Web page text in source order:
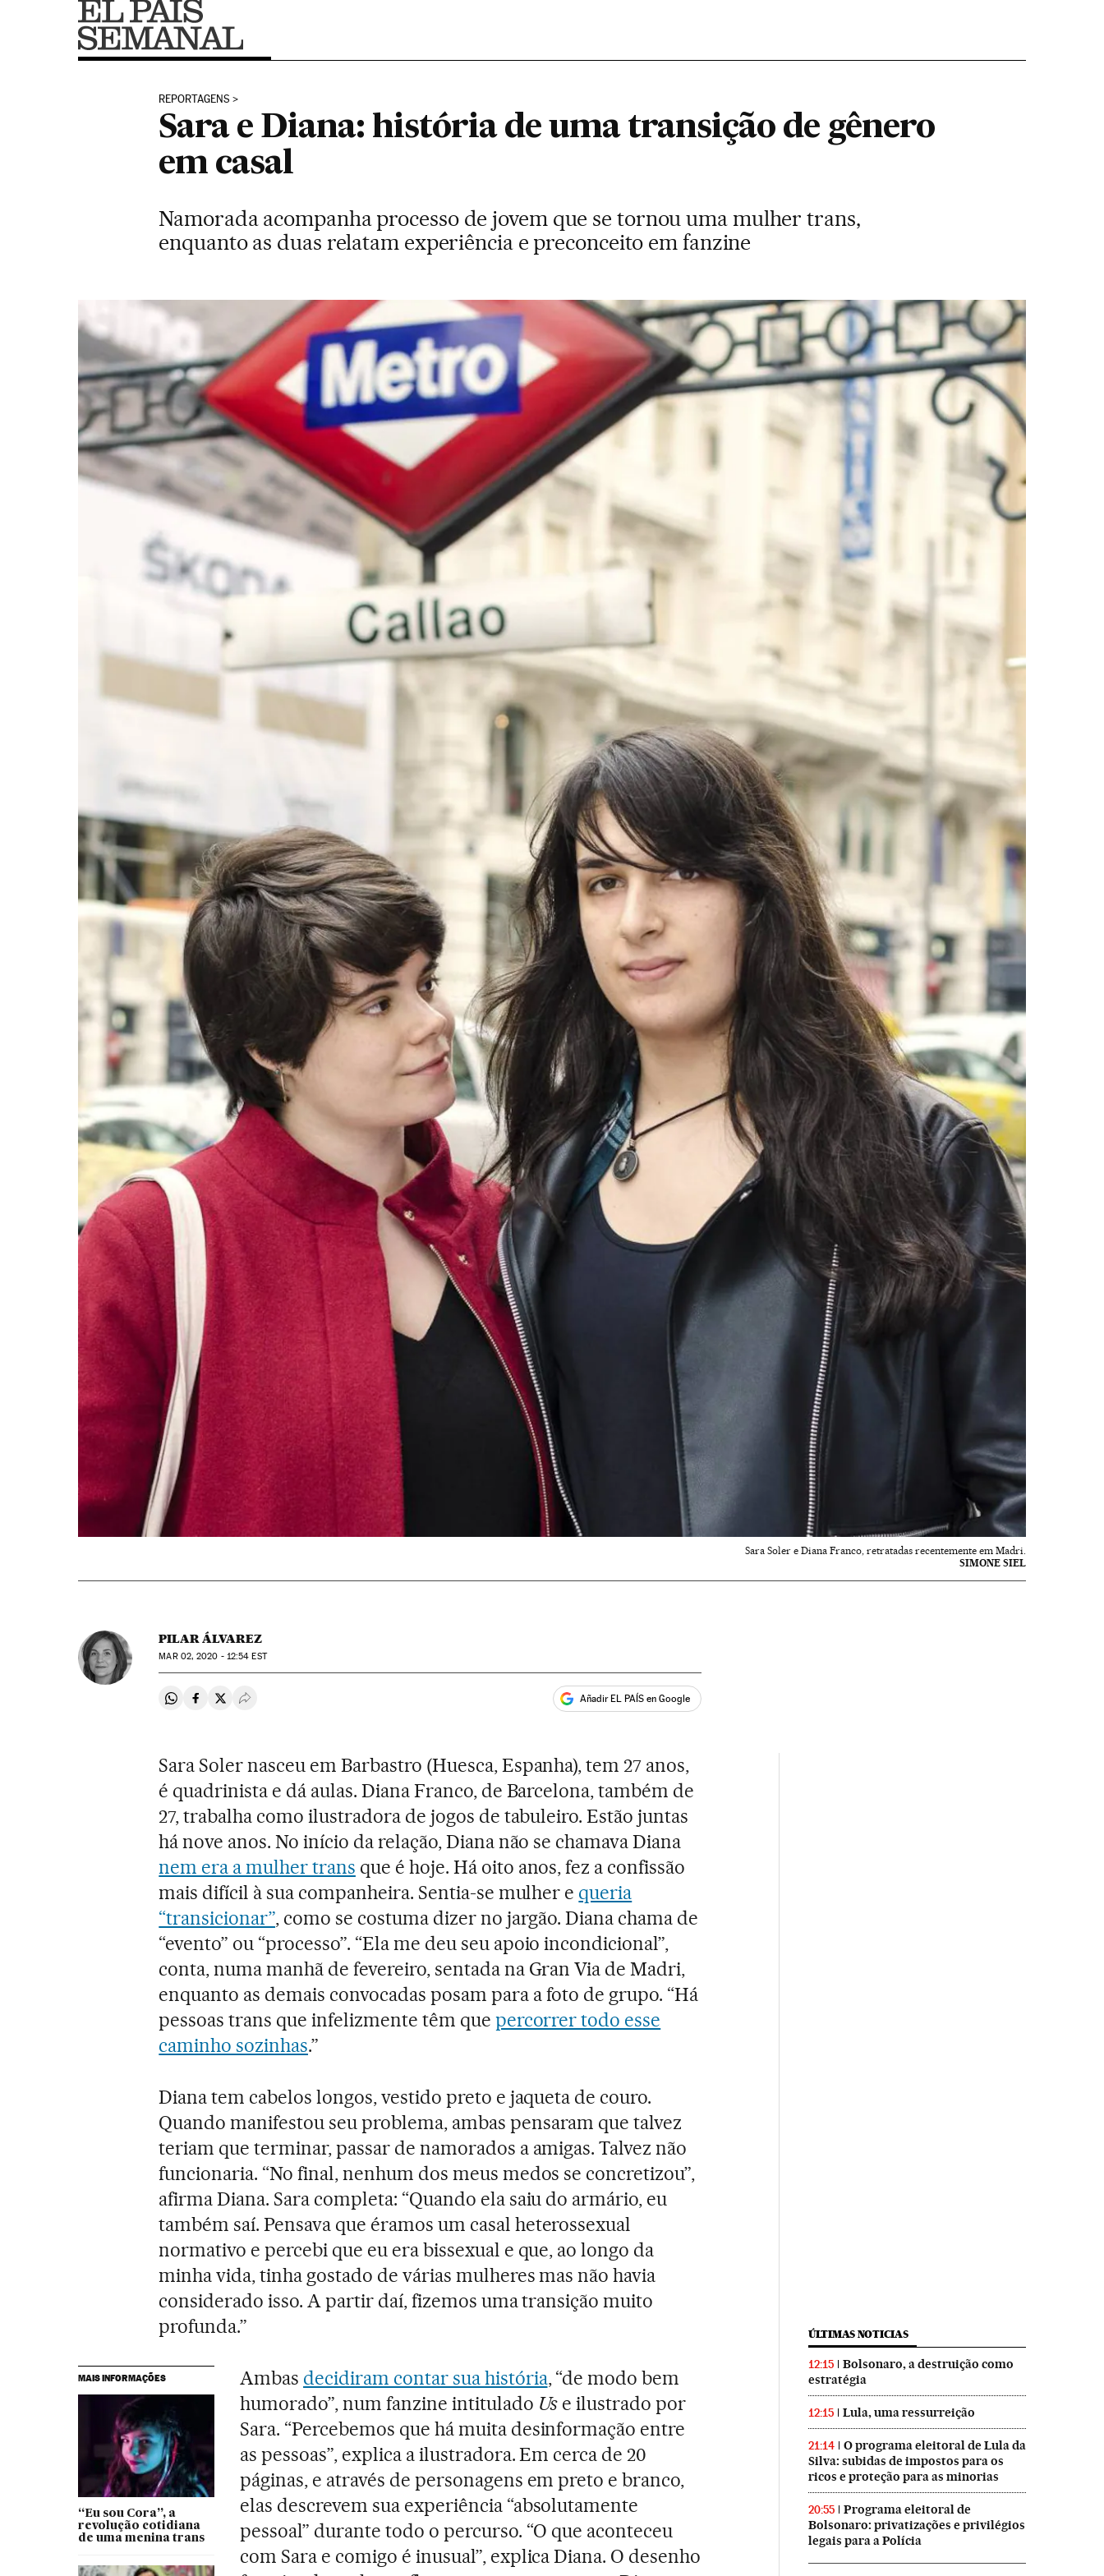
REPORTAGENS
Sara e Diana: história de uma transição de gênero
em casal
Namorada acompanha processo de jovem que se tornou uma mulher trans,
enquanto as duas relatam experiência e preconceito em fanzine
Sara Soler e Diana Franco, retratadas recentemente em Madri.
SIMONE SIEL
PILAR ÁLVAREZ
MAR02, 2020 - 12:54 EST
Compartir en Whatsapp
Compartir en Facebook
Compartir en Twitter
Desplegar Redes Sociales Añadir EL PAÍS en Google
Sara Soler nasceu em Barbastro (Huesca, Espanha), tem 27 anos,
é quadrinista e dá aulas. Diana Franco, de Barcelona, também de
27, trabalha como ilustradora de jogos de tabuleiro. Estão juntas
há nove anos. No início da relação, Diana não se chamava Diana
nem era a mulher trans que é hoje. Há oito anos, fez a confissão
mais difícil à sua companheira. Sentia-se mulher e queria
“transicionar”, como se costuma dizer no jargão. Diana chama de
“evento” ou “processo”. “Ela me deu seu apoio incondicional”,
conta, numa manhã de fevereiro, sentada na Gran Via de Madri,
enquanto as demais convocadas posam para a foto de grupo. “Há
pessoas trans que infelizmente têm que percorrer todo esse
caminho sozinhas.”
Diana tem cabelos longos, vestido preto e jaqueta de couro.
Quando manifestou seu problema, ambas pensaram que talvez
teriam que terminar, passar de namorados a amigas. Talvez não
funcionaria. “No final, nenhum dos meus medos se concretizou”,
afirma Diana. Sara completa: “Quando ela saiu do armário, eu
também saí. Pensava que éramos um casal heterossexual
normativo e percebi que eu era bissexual e que, ao longo da
minha vida, tinha gostado de várias mulheres mas não havia
considerado isso. A partir daí, fizemos uma transição muito
profunda.”
MAIS INFORMAÇÕES
“Eu sou Cora”, a
revolução cotidiana
de uma menina trans
Ambas decidiram contar sua história, “de modo bem
humorado”, num fanzine intitulado Us e ilustrado por
Sara. “Percebemos que há muita desinformação entre
as pessoas”, explica a ilustradora. Em cerca de 20
páginas, e através de personagens em preto e branco,
elas descrevem sua experiência “absolutamente
pessoal” durante todo o percurso. “O que aconteceu
com Sara e comigo é inusual”, explica Diana. O desenho
ÚLTIMAS NOTICIAS
12:15
Bolsonaro, a destruição como
estratégia
12:15 Lula, uma ressurreição
21:14
O programa eleitoral de Lula da
Silva: subidas de impostos para os
ricos e proteção para as minorias
20:55
Programa eleitoral de
Bolsonaro: privatizações e privilégios
legais para a Polícia